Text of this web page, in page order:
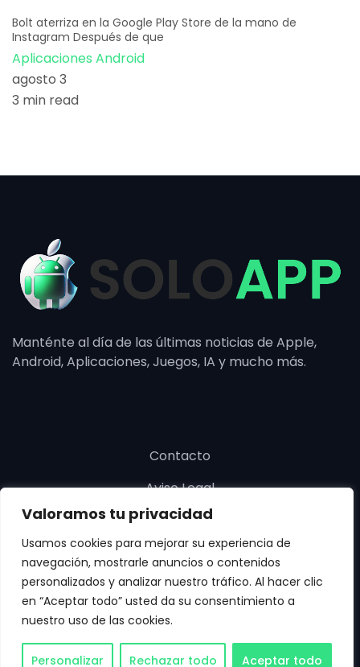
Valoramos tu privacidad
Usamos cookies para mejorar su experiencia de
navegación, mostrarle anuncios o contenidos
personalizados y analizar nuestro tráfico. Al hacer clic
en “Aceptar todo” usted da su consentimiento a
nuestro uso de las cookies.
Personalizar Rechazar todo Aceptar todo
Bolt aterriza en la Google Play Store de la mano de
Instagram Después de que
Aplicaciones Android
agosto 3
3 min read
Manténte al día de las últimas noticias de Apple,
Android, Aplicaciones, Juegos, IA y mucho más.
Contacto
Aviso Legal
Política de cookies
Política de privacidad
Copyright © SoloApp 2025. Todos los derechos